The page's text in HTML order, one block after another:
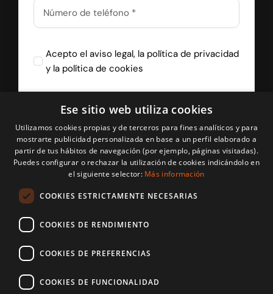
Acepto elaviso legal, la política de privacidad
y la política de cookies
Recibir Llamada
© Copyright 2025 -2026 Parquets CruzGal |
Ese sitio web utiliza cookies
Utilizamos cookies propias y de terceros para fines analíticos y para
mostrarte publicidad personalizada en base a un perfil elaborado a
partir de tus hábitos de navegación (por ejemplo, páginas visitadas).
Puedes configurar o rechazar la utilización de cookies indicándolo en
el siguiente selector: Más información
COOKIES ESTRICTAMENTE NECESARIAS
COOKIES DE RENDIMIENTO
COOKIES DE PREFERENCIAS
COOKIES DE FUNCIONALIDAD